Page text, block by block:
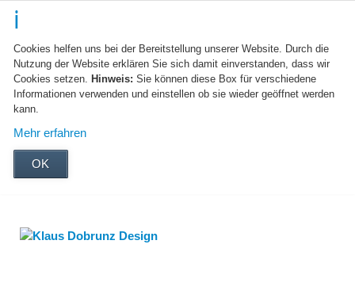
Cookies helfen uns bei der Bereitstellung unserer Website. Durch die
Nutzung der Website erklären Sie sich damit einverstanden, dass wir
Cookies setzen. Hinweis: Sie können diese Box für verschiedene
Informationen verwenden und einstellen ob sie wieder geöffnet werden
kann.
Mehr erfahren
OK